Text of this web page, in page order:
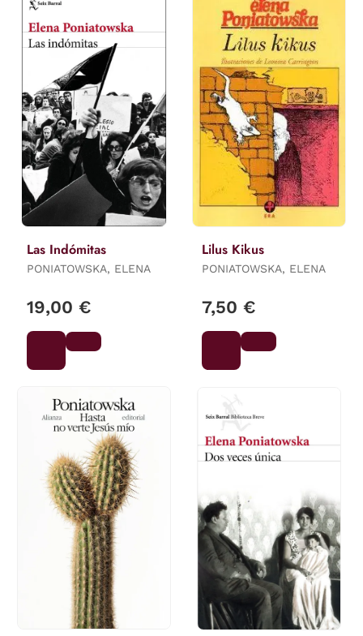
Las Indómitas
PONIATOWSKA, ELENA
19,00 €
Lilus Kikus
PONIATOWSKA, ELENA
7,50 €